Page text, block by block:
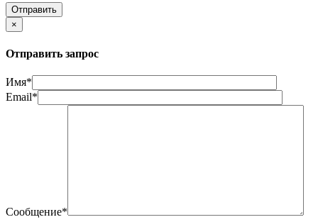
×
Отправить запрос
Имя*
Email*
Сообщение*